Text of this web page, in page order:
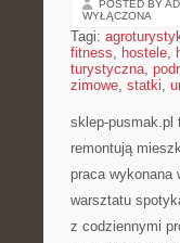
POSTED BY
WYŁĄCZONA
Tagi:
fitness, hostele,
turystyczna,
zimowe, statki,
sklep-pusmak.pl
remontują
praca wykonana
warsztatu
z codziennymi